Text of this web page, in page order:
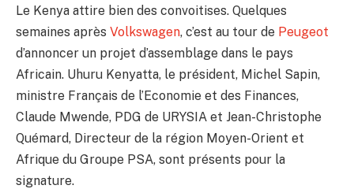
Le Kenya attire bien des convoitises. Quelques
semaines après Volkswagen, c’est au tour de Peugeot
d’annoncer un projet d’assemblage dans le pays
Africain. Uhuru Kenyatta, le président, Michel Sapin,
ministre Français de l’Economie et des Finances,
Claude Mwende, PDG de URYSIA et Jean-Christophe
Quémard, Directeur de la région Moyen-Orient et
Afrique du Groupe PSA, sont présents pour la
signature.